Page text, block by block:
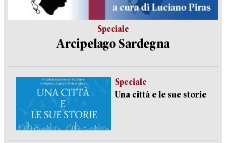
Speciale
Arcipelago Sardegna
Speciale
Una città e le sue storie